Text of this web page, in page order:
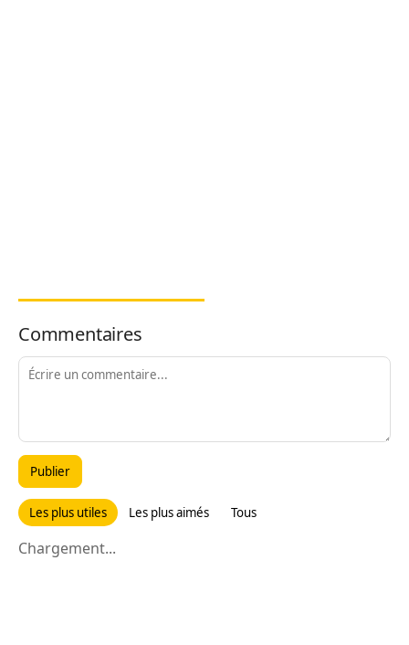
Commentaires
Publier
Les plus utiles Les plus aimés Tous
Chargement...